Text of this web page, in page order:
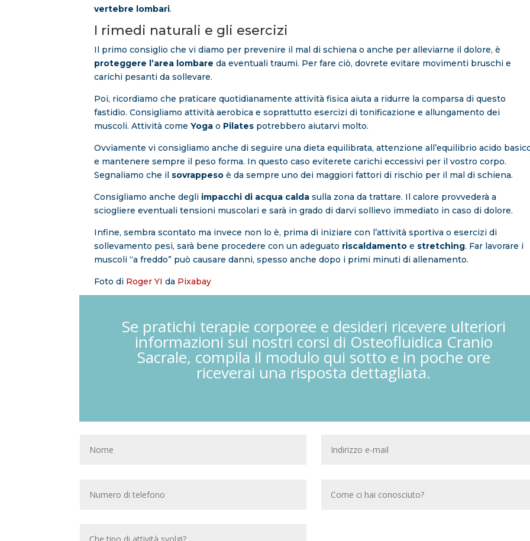
vertebre lombari.
I rimedi naturali e gli esercizi
Il primo consiglio che vi diamo per prevenire il mal di schiena o anche per alleviarne il dolore, è
proteggere l’area lombare da eventuali traumi. Per fare ciò, dovrete evitare movimenti bruschi e
carichi pesanti da sollevare.
Poi, ricordiamo che praticare quotidianamente attività fisica aiuta a ridurre la comparsa di questo
fastidio. Consigliamo attività aerobica e soprattutto esercizi di tonificazione e allungamento dei
muscoli. Attività comeYoga o Pilates potrebbero aiutarvi molto.
Ovviamente vi consigliamo anche di seguire una dieta equilibrata, attenzione all’equilibrio acido
e mantenere sempre il peso forma. In questo caso eviterete carichi eccessivi per il vostro corpo.
Segnaliamo che il sovrappeso è da sempre uno dei maggiori fattori di rischio per il mal di schiena.
Consigliamo anche degli impacchi di acqua calda sulla zona da trattare. Il calore provvederà a
sciogliere eventuali tensioni muscolari e sarà in grado di darvi sollievo immediato in caso di dolore.
Infine, sembra scontato ma invece non lo è, prima di iniziare con l’attività sportiva o esercizi di
sollevamento pesi, sarà bene procedere con un adeguato riscaldamento e stretching. Far lavorare i
muscoli “a freddo” può causare danni, spesso anche dopo i primi minuti di allenamento.
Foto di Roger YI da Pixabay
Se pratichi terapie corporee e desideri ricevere ulteriori
informazioni sui nostri corsi di Osteofluidica Cranio
Sacrale, compila il modulo qui sotto e in poche ore
riceverai una risposta dettagliata.